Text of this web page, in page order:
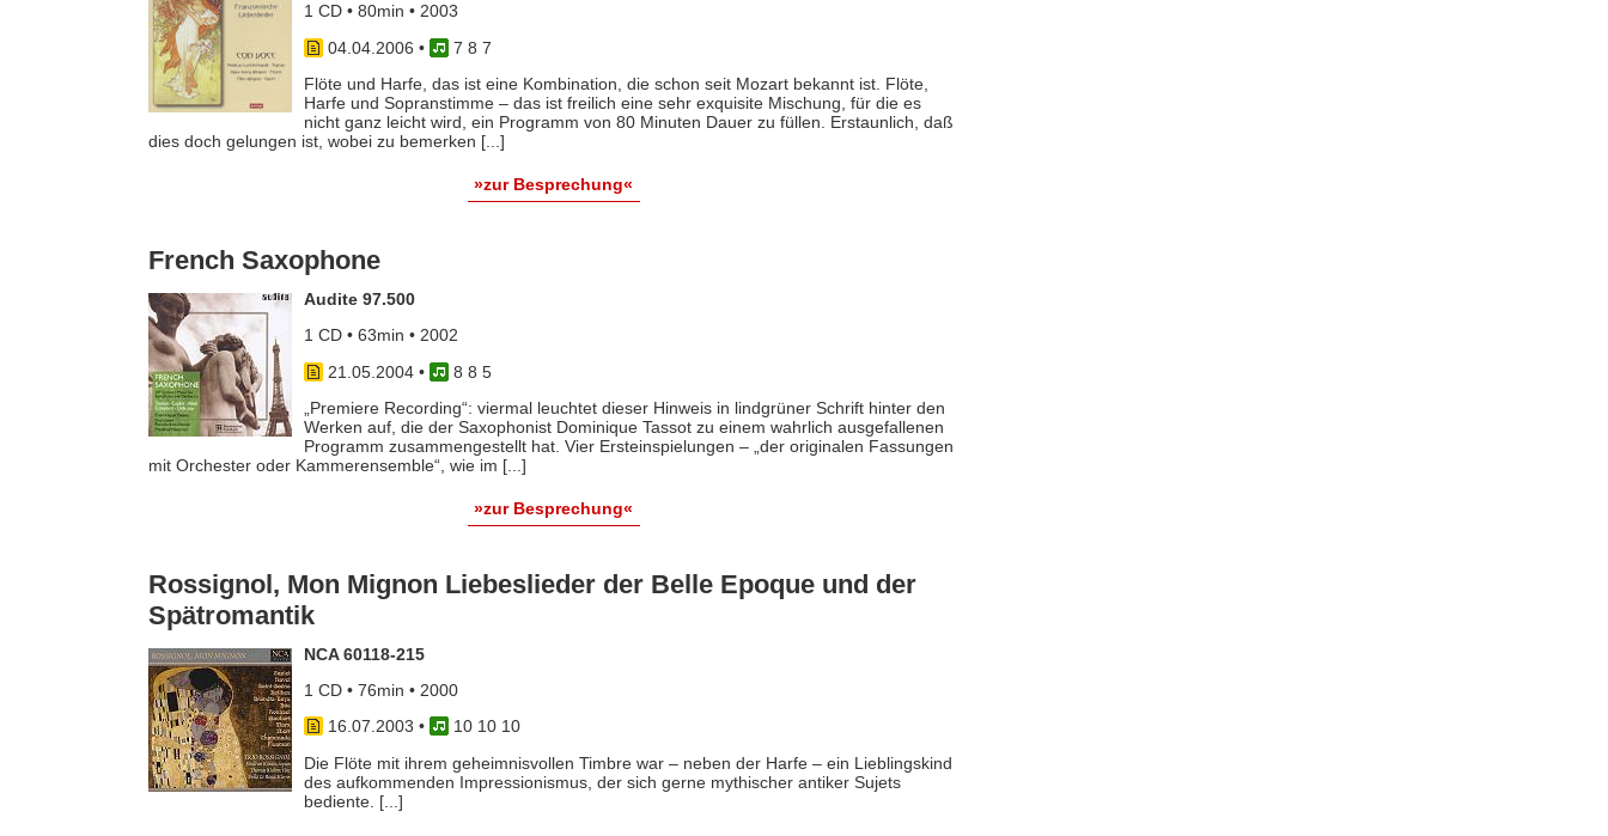
1 CD • 80min • 2003
04.04.2006 •
7 8 7
Flöte und Harfe, das ist eine Kombination, die schon seit Mozart bekannt ist. Flöte,
Harfe und Sopranstimme – das ist freilich eine sehr exquisite Mischung, für die es
nicht ganz leicht wird, ein Programm von 80 Minuten Dauer zu füllen. Erstaunlich, daß
dies doch gelungen ist, wobei zu bemerken [...]
»zur Besprechung«
French Saxophone
Audite 97.500
1 CD • 63min • 2002
21.05.2004•
8 8 5
„Premiere Recording“: viermal leuchtet dieser Hinweis in lindgrüner Schrift hinter den
Werken auf, die der Saxophonist Dominique Tassot zu einem wahrlich ausgefallenen
Programm zusammengestellt hat. Vier Ersteinspielungen – „der originalen Fassungen
mit Orchester oder Kammerensemble“, wie im [...]
»zur Besprechung«
Rossignol, Mon Mignon Liebeslieder der Belle Epoque und der
Spätromantik
NCA 60118-215
1 CD • 76min • 2000
16.07.2003 •
10 10 10
Die Flöte mit ihrem geheimnisvollen Timbre war – neben der Harfe – ein Lieblingskind
des aufkommenden Impressionismus, der sich gerne mythischer antiker Sujets
bediente. [...]